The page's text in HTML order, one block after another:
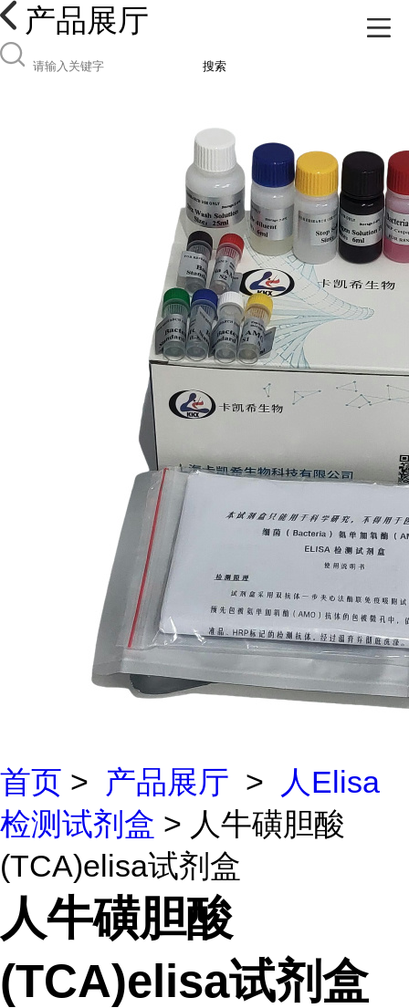
产品展厅
搜索
首页 > 产品展厅 >
人Elisa
检测试剂盒 > 人牛磺胆酸
(TCA)elisa试剂盒
人牛磺胆酸
(TCA)elisa试剂盒